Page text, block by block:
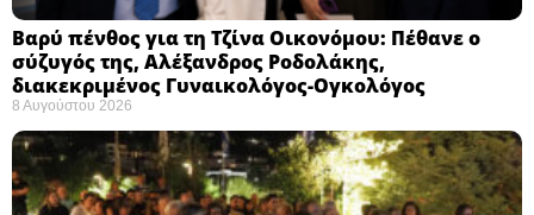
Βαρύ πένθος για τη Τζίνα Οικονόμου: Πέθανε ο
σύζυγός της, Αλέξανδρος Ροδολάκης,
διακεκριμένος Γυναικολόγος-Ογκολόγος
8 Αυγούστου 2026